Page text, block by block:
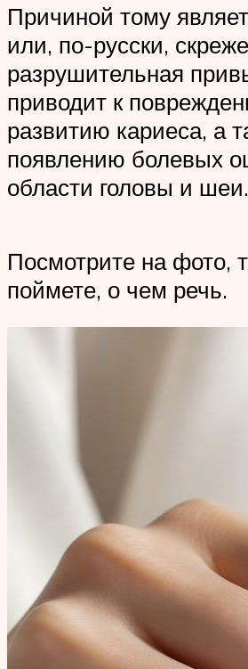
Причиной тому
или, по-русски,
разрушительная
приводит к
развитию кариеса, а
появлению болевых
области головы и шеи.
Посмотрите на фото,
поймете, о чем речь.